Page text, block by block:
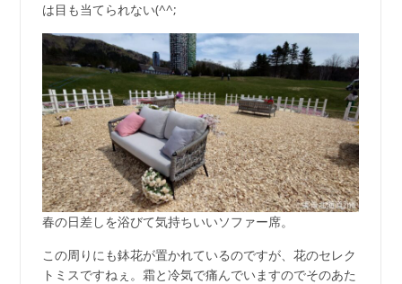
は目も当てられない(^^;
春の日差しを浴びて気持ちいいソファー席。
この周りにも鉢花が置かれているのですが、花のセレク
トミスですねぇ。霜と冷気で痛んでいますのでそのあた